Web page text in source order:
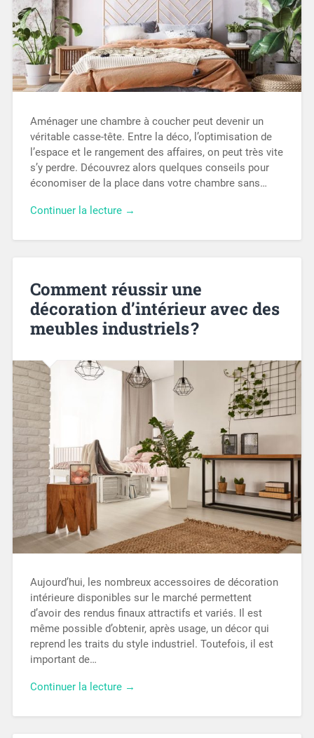
Aménager une chambre à coucher peut devenir un
véritable casse-tête. Entre la déco, l’optimisation de
l’espace et le rangement des affaires, on peut très vite
s’y perdre. Découvrez alors quelques conseils pour
économiser de la place dans votre chambre sans…
Continuer la lecture →
Comment réussir une
décoration d’intérieur avec des
meubles industriels ?
Aujourd’hui, les nombreux accessoires de décoration
intérieure disponibles sur le marché permettent
d’avoir des rendus finaux attractifs et variés. Il est
même possible d’obtenir, après usage, un décor qui
reprend les traits du style industriel. Toutefois, il est
important de…
Continuer la lecture →